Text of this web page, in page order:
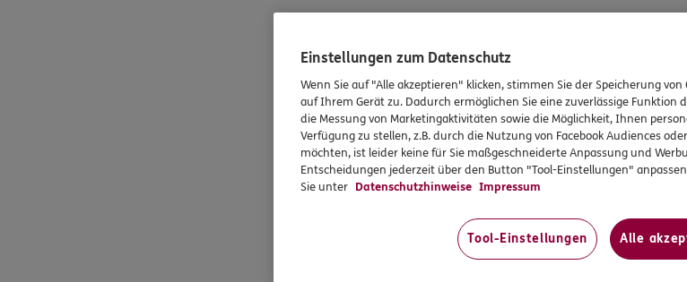
Einstellungen zum Datenschutz
Wenn Sie auf "Alle akzeptieren" klicken, stimmen Sie der Speicherung
auf Ihrem Gerät zu. Dadurch ermöglichen Sie eine zuverlässige Funktion
die Messung von Marketingaktivitäten sowie die Möglichkeit, Ihnen
Verfügung zu stellen, z.B. durch die Nutzung von Facebook Audiences oder
möchten, ist leider keine für Sie maßgeschneiderte Anpassung und
Entscheidungen jederzeit über den Button "Tool-Einstellungen"
Sie unter Datenschutzhinweise Impressum
Tool-Einstellungen Alle